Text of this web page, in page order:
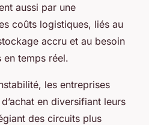
aussi par une
coûts logistiques, liés au
accru et au besoin
en temps réel.
les entreprises
en diversifiant leurs
des circuits plus